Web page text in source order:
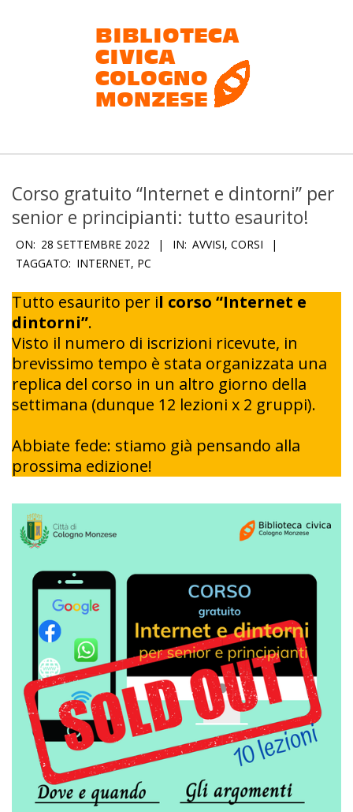
Biblioteca
civica
Cologno
Monzese
Corso gratuito “Internet e dintorni” per
senior e principianti: tutto esaurito!
ON: 28 SETTEMBRE 2022 IN: AVVISI, CORSI
TAGGATO: INTERNET, PC
Tutto esaurito per il corso “Internet e
dintorni”.
Visto il numero di iscrizioni ricevute, in
brevissimo tempo è stata organizzata una
replica del corso in un altro giorno della
settimana (dunque 12 lezioni x 2 gruppi).
Abbiate fede: stiamo già pensando alla
prossima edizione!